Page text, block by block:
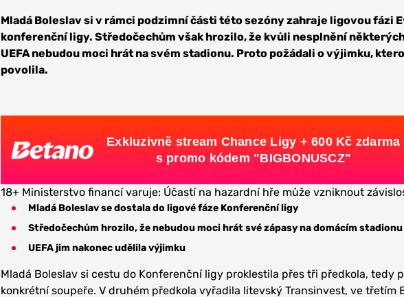
Mladá
Boleslav
Mladá Boleslav si v rámci podzimní části této sezóny zahraje ligovou fázi
konferenční ligy. Středočechům však hrozilo, že kvůli nesplnění
UEFA nebudou moci hrát na svém stadionu. Proto požádali o výjimku,
povolila.
Exkluzivně stream Chance Ligy + 600 Kč zdarma
s promo kódem "BIGBONUSCZ"
18+ Ministerstvo financí varuje: Účastí na hazardní hře může vzniknout
Mladá Boleslav se dostala do ligové fáze Konferenční ligy
Středočechům hrozilo, že nebudou moci hrát své zápasy na domácím stadionu
UEFA jim nakonec udělila výjimku
Mladá Boleslav si cestu do Konferenční ligy proklestila přes tři předkola, tedy
konkrétní soupeře. V druhém předkola vyřadila litevský Transinvest, ve třetím